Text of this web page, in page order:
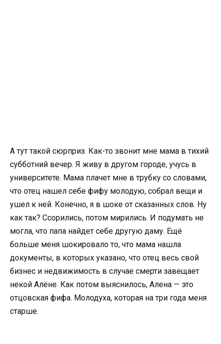
А тут такой сюрприз. Как-то звонит мне мама в тихий
субботний вечер. Я живу в другом городе, учусь в
университете. Мама плачет мне в трубку со словами,
что отец нашел себе фифу молодую, собрал вещи и
ушел к ней. Конечно, я в шоке от сказанных слов. Ну
как так? Ссорились, потом мирились. И подумать не
могла, что папа найдет себе другую даму. Ещё
больше меня шокировало то, что мама нашла
документы, в которых указано, что отец весь свой
бизнес и недвижимость в случае смерти завещает
некой Алёне. Как потом выяснилось, Алена — это
отцовская фифа. Молодуха, которая на три года меня
старше.